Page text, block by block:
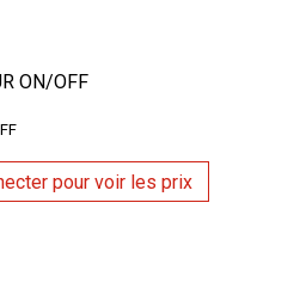
ON/OFF
pour voir les prix